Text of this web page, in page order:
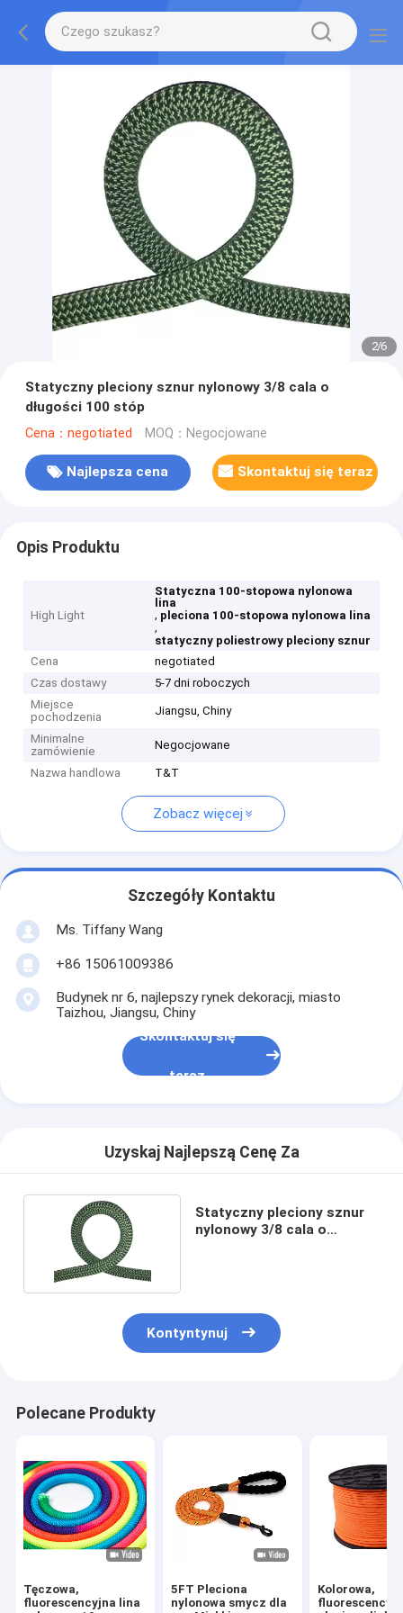
2/6
Statyczny pleciony sznur nylonowy 3/8 cala o
długości 100 stóp
Cena：negotiated MOQ：Negocjowane
Najlepsza cena Skontaktuj się teraz
Opis Produktu
High Light
Statyczna 100-stopowa nylonowa
lina
, pleciona 100-stopowa nylonowa lina
,
statyczny poliestrowy pleciony sznur
Cena
negotiated
Czas dostawy
5-7 dni roboczych
Miejsce
pochodzenia
Jiangsu, Chiny
Minimalne
zamówienie
Negocjowane
Nazwa handlowa T&T
Zobacz więcej
Szczegóły Kontaktu
Ms. Tiffany Wang
+86 15061009386
Budynek nr 6, najlepszy rynek dekoracji, miasto
Taizhou, Jiangsu, Chiny
Skontaktuj się
teraz
Uzyskaj Najlepszą Cenę Za
Statyczny pleciony sznur
nylonowy 3/8 cala o
Kontyntynuj
Polecane Produkty
Tęczowa,
fluorescencyjna lina
5FT Pleciona
nylonowa smycz dla
Kolorowa,